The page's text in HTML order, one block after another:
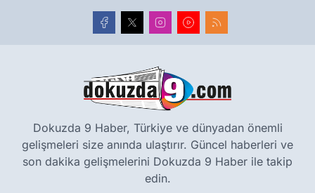
Dokuzda 9 Haber, Türkiye ve dünyadan önemli
gelişmeleri size anında ulaştırır. Güncel haberleri ve
son dakika gelişmelerini Dokuzda 9 Haber ile takip
edin.